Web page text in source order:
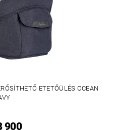
ETETŐÜLÉS OCEAN
900